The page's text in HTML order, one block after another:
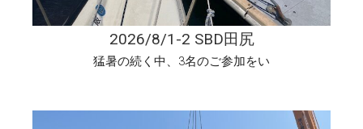
2026/8/1-2 SBD田尻
猛暑の続く中、3名のご参加をい